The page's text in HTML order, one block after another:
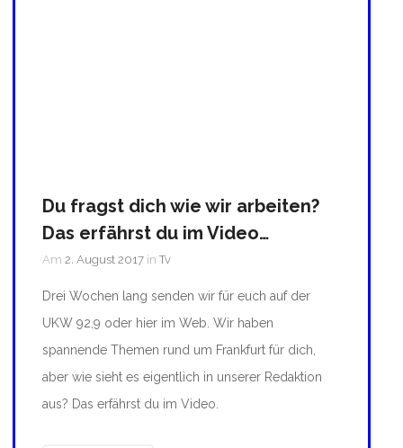
Du fragst dich wie wir arbeiten?
Das erfährst du im Video…
Am 2. August 2017 inTv
Drei Wochen lang senden wir für euch auf der
UKW 92,9 oder hier im Web. Wir haben
spannende Themen rund um Frankfurt für dich,
aber wie sieht es eigentlich in unserer Redaktion
aus? Das erfährst du im Video.